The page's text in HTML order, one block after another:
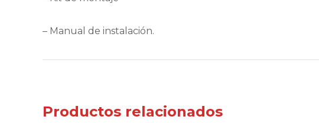
– Manual de instalación.
Productos relacionados